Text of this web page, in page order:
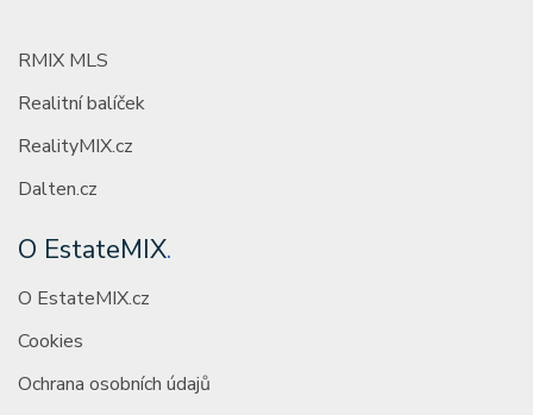
RMIX MLS
Realitní balíček
RealityMIX.cz
Dalten.cz
O EstateMIX.
O EstateMIX.cz
Cookies
Ochrana osobních údajů